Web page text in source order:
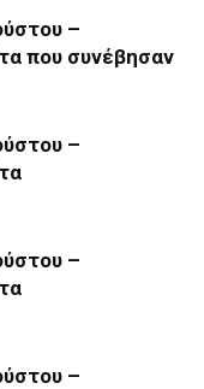
–
που συνέβησαν
–
–
–